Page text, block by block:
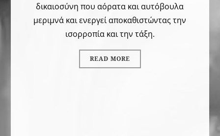
δικαιοσύνη που αόρατα και αυτόβουλα
μεριμνά και ενεργεί αποκαθιστώντας την
ισορροπία και την τάξη.
READ MORE